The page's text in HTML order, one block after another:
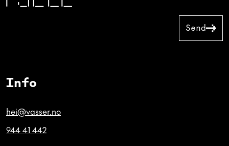
Send
Info
hei@vasser.no
944 41 442